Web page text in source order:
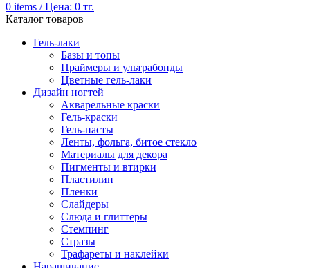
0 items / Цена: 0 тг.
Каталог товаров
Гель-лаки
Базы и топы
Праймеры и ультрабонды
Цветные гель-лаки
Дизайн ногтей
Акварельные краски
Гель-краски
Гель-пасты
Ленты, фольга, битое стекло
Материалы для декора
Пигменты и втирки
Пластилин
Пленки
Слайдеры
Слюда и глиттеры
Стемпинг
Стразы
Трафареты и наклейки